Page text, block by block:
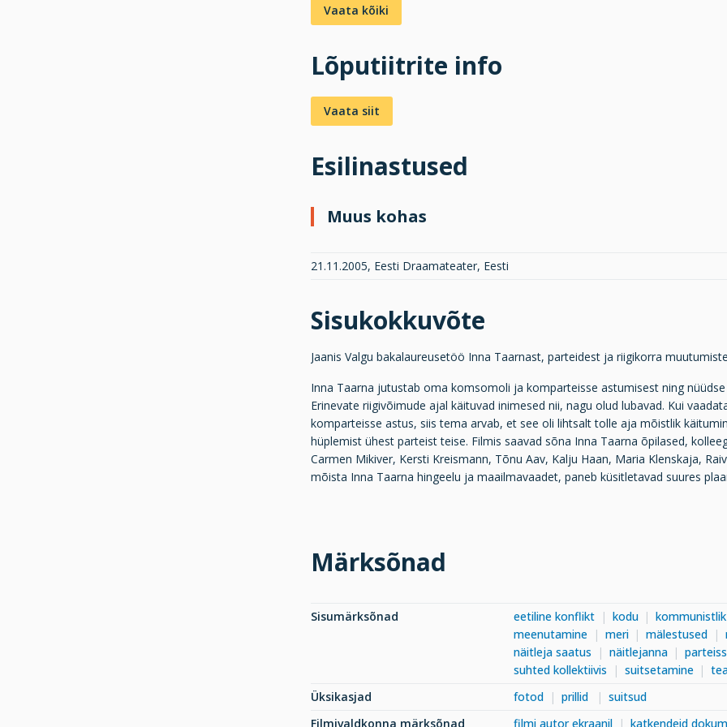
Vaata kõiki
Lõputiitrite info
Vaata siit
Esilinastused
Muus kohas
21.11.2005, Eesti Draamateater, Eesti
Sisukokkuvõte
Jaanis Valgu bakalaureusetöö Inna Taarnast, parteidest ja riigikorra
Inna Taarna jutustab oma komsomoli ja komparteisse astumisest ning
Erinevate riigivõimude ajal käituvad inimesed nii, nagu olud lubavad. Kui
komparteisse astus, siis tema arvab, et see oli lihtsalt tolle aja mõistlik
hüplemist ühest parteist teise. Filmis saavad sõna Inna Taarna õpilased,
Carmen Mikiver, Kersti Kreismann, Tõnu Aav, Kalju Haan, Maria Klenskaja,
mõista Inna Taarna hingeelu ja maailmavaadet, paneb küsitletavad suures
Märksõnad
Sisumärksõnad eetiline konflikt kodu
meenutamine
meri mälestused
näitleja saatus
näitlejanna
suhted kollektiivis
suitsetamine
Üksikasjad
fotod prillid
suitsud
Filmivaldkonna märksõnad
filmi autor ekraanil katkendeid